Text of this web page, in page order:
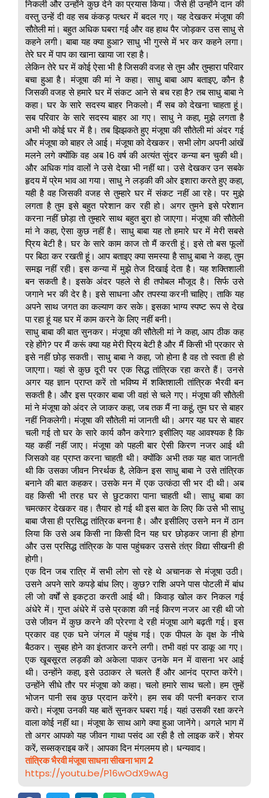
निकली और उन्होंने कुछ देने का प्रयास किया। जैसे ही उन्होंने दान की
वस्तु उन्हें दी वह सब कंकड़ पत्थर में बदल गए। यह देखकर मंजूषा की
सौतेली मां। बहुत अधिक घबरा गई और वह हाथ पैर जोड़कर उस साधु से
कहने लगी। बाबा यह क्या हुआ? साधु भी गुस्से में भर कर कहने लगा।
तेरे घर में पाप का खाना खाया जा रहा है।
लेकिन तेरे घर में कोई ऐसा भी है जिसकी वजह से तुम और तुम्हारा परिवार
बचा हुआ है। मंजूषा की मां ने कहा। साधु बाबा आप बताइए, कौन है
जिसकी वजह से हमारे घर में संकट आने से बच रहा है? तब साधु बाबा ने
कहा। घर के सारे सदस्य बाहर निकलो। मैं सब को देखना चाहता हूं।
सब परिवार के सारे सदस्य बाहर आ गए। साधु ने कहा, मुझे लगता है
अभी भी कोई घर में है। तब झिझकते हुए मंजूषा की सौतेली मां अंदर गई
और मंजूषा को बाहर ले आई। मंजूषा को देखकर। सभी लोग अपनी आंखें
मलने लगे क्योंकि वह अब 16 वर्ष की अत्यंत सुंदर कन्या बन चुकी थी।
और अधिक गांव वालों ने उसे देखा भी नहीं था। उसे देखकर उन सबके
हृदय में प्रेम भाव आ गया। साधु ने लड़की की ओर इशारा करते हुए कहा,
यही है वह जिसकी वजह से तुम्हारे घर में संकट नहीं आ रहे। पर मुझे
लगता है तुम इसे बहुत परेशान कर रही हो। अगर तुमने इसे परेशान
करना नहीं छोड़ा तो तुम्हारे साथ बहुत बुरा हो जाएगा। मंजूषा की सौतेली
मां ने कहा, ऐसा कुछ नहीं है। साधु बाबा यह तो हमारे घर में मेरी सबसे
प्रिय बेटी है। घर के सारे काम काज तो मैं करती हूं। इसे तो बस फूलों
पर बिठा कर रखती हूं। आप बताइए क्या समस्या है साधु बाबा ने कहा, तुम
समझ नहीं रही। इस कन्या में मुझे तेज दिखाई देता है। यह शक्तिशाली
बन सकती है। इसके अंदर पहले से ही तपोबल मौजूद है। सिर्फ उसे
जगाने भर की देर है। इसे साधना और तपस्या करनी चाहिए। ताकि यह
अपने साथ जगत का कल्याण कर सके। इसका भाग्य स्पष्ट रूप से देख
पा रहा हूं यह घर में काम करने के लिए नहीं बनी।
साधु बाबा की बात सुनकर। मंजूषा की सौतेली मां ने कहा, आप ठीक कह
रहे होंगे? पर मैं करूं क्या यह मेरी प्रिय बेटी है और मैं किसी भी प्रकार से
इसे नहीं छोड़ सकती। साधु बाबा ने कहा, जो होना है वह तो स्वता ही हो
जाएगा। यहां से कुछ दूरी पर एक सिद्ध तांत्रिक रहा करते हैं। उनसे
अगर यह ज्ञान प्राप्त करें तो भविष्य में शक्तिशाली तांत्रिक भैरवी बन
सकती है। और इस प्रकार बाबा जी वहां से चले गए। मंजूषा की सौतेली
मां ने मंजूषा को अंदर ले जाकर कहा, जब तक मैं ना कहूं, तुम घर से बाहर
नहीं निकलेगी। मंजूषा की सौतेली मां जानती थी। अगर यह घर से बाहर
चली गई तो घर के सारे कार्य कौन करेगा? इसीलिए यह आवश्यक है कि
यह कहीं नहीं जाए। मंजूषा को पहली बार ऐसी किरण नजर आई थी
जिसको वह प्राप्त करना चाहती थी। क्योंकि अभी तक यह बात जानती
थी कि उसका जीवन निरर्थक है, लेकिन इस साधु बाबा ने उसे तांत्रिक
बनाने की बात कहकर। उसके मन में एक उत्कंठा सी भर दी थी। अब
वह किसी भी तरह घर से छुटकारा पाना चाहती थी। साधु बाबा का
चमत्कार देखकर वह। तैयार हो गई थी इस बात के लिए कि उसे भी साधु
बाबा जैसा ही प्रसिद्ध तांत्रिक बनना है। और इसीलिए उसने मन में ठान
लिया कि उसे अब किसी ना किसी दिन यह घर छोड़कर जाना ही होगा
और उस प्रसिद्ध तांत्रिक के पास पहुंचकर उससे तंत्र विद्या सीखनी ही
होगी।
एक दिन जब रात्रि में सभी लोग सो रहे थे अचानक से मंजूषा उठी।
उसने अपने सारे कपड़े बांध लिए। कुछ? राशि अपने पास पोटली में बांध
ली जो वर्षों से इकट्ठा करती आई थी। किवाड़ खोल कर निकल गई
अंधेरे में। गुप्त अंधेरे में उसे प्रकाश की नई किरण नजर आ रही थी जो
उसे जीवन में कुछ करने की प्रेरणा दे रही मंजूषा आगे बढ़ती गई। इस
प्रकार वह एक घने जंगल में पहुंच गई। एक पीपल के वृक्ष के नीचे
बैठकर। सुबह होने का इंतजार करने लगी। तभी वहां पर डाकू आ गए।
एक खूबसूरत लड़की को अकेला पाकर उनके मन में वासना भर आई
थी। उन्होंने कहा, इसे उठाकर ले चलते हैं और आनंद प्राप्त करेंगे।
उन्होंने सीधे तौर पर मंजूषा को कहा। चलो हमारे साथ चलो। हम तुम्हें
भोजन पानी सब कुछ प्रदान करेंगे। हम सब की पत्नी बनकर राज
करो। मंजूषा उनकी यह बातें सुनकर घबरा गई। यहां उसकी रक्षा करने
वाला कोई नहीं था। मंजूषा के साथ आगे क्या हुआ जानेंगे। अगले भाग में
तो अगर आपको यह जीवन गाथा पसंद आ रही है तो लाइक करें। शेयर
करें, सब्सक्राइब करें। आपका दिन मंगलमय हो। धन्यवाद।
तांत्रिक भैरवी मंजूषा साधना सीखना भाग 2
https://youtu.be/P16wOdX9wAg